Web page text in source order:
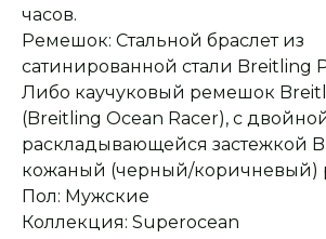
часов.
Ремешок: Стальной браслет из
сатинированной стали Breitling
Либо каучуковый ремешок
(Breitling Ocean Racer), с
раскладывающейся застежкой
кожаный (черный/коричневый)
Пол: Мужские
Коллекция: Superocean
Оплата при получении
Заказ опласивается
после примерки и
осмотра товара
Подробная
консультация
Ответим на все вопросы
и поможем с выбором
Сервисное
На все товары
распространяется
гарантийные
обязательства
Превосходное
от ведущих и именитых
фабрик